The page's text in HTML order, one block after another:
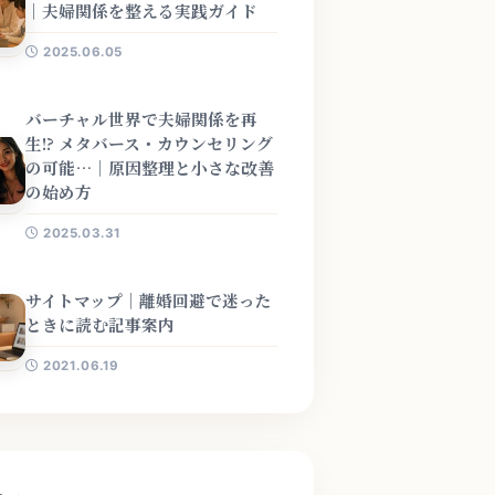
｜夫婦関係を整える実践ガイド
2025.06.05
バーチャル世界で夫婦関係を再
生!? メタバース・カウンセリング
の可能…｜原因整理と小さな改善
の始め方
2025.03.31
サイトマップ｜離婚回避で迷った
ときに読む記事案内
2021.06.19